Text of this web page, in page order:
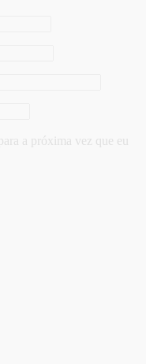
a próxima vez que eu